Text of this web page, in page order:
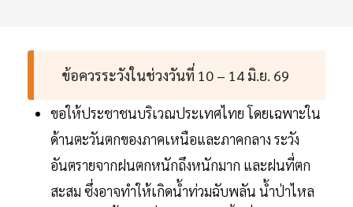
ข้อควรระวังในช่วงวันที่ 10 – 14 มิ.ย. 69
ขอให้ประชาชนบริเวณประเทศไทย โดยเฉพาะใน
ด้านตะวันตกของภาคเหนือและภาคกลาง ระวัง
อันตรายจากฝนตกหนักถึงหนักมาก และฝนที่ตก
สะสม ซึ่งอาจทำให้เกิดน้ำท่วมฉับพลัน น้ำป่าไหล